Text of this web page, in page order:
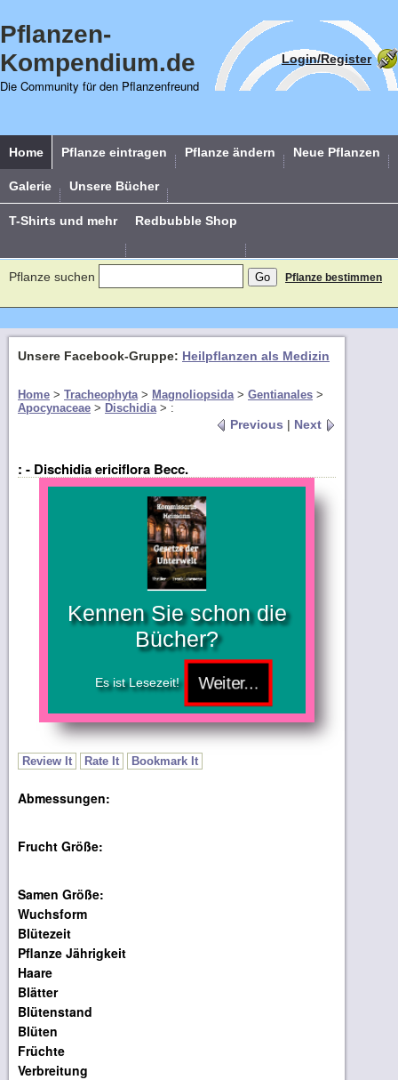
Login/Register
Pflanzen-
Kompendium.de
Die Community für den Pflanzenfreund
Home Pflanze eintragen Pflanze ändern Neue Pflanzen
Galerie Unsere Bücher
T-Shirts und mehr Redbubble Shop
Pflanze suchen Pflanze bestimmen
Unsere Facebook-Gruppe: Heilpflanzen als Medizin
Home > Tracheophyta > Magnoliopsida > Gentianales >
Apocynaceae > Dischidia > :
Previous | Next
: - Dischidia ericiflora Becc.
Kennen Sie schon die
Bücher?
Es ist Lesezeit!
Review It Rate It Bookmark It
Abmessungen:
Frucht Größe:
Samen Größe:
Wuchsform
Blütezeit
Pflanze Jährigkeit
Haare
Blätter
Blütenstand
Blüten
Früchte
Verbreitung